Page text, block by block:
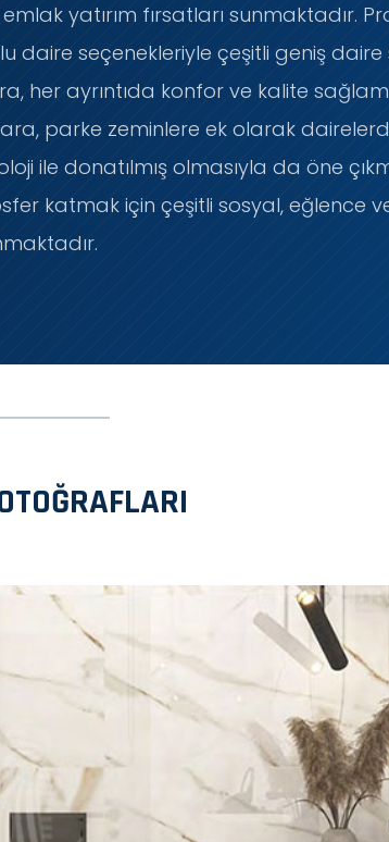
yatırım fırsatları sunmaktadır.
daire seçenekleriyle çeşitli geniş daire
her ayrıntıda konfor ve kalite
parke zeminlere ek olarak
ile donatılmış olmasıyla da öne
katmak için çeşitli sosyal, eğlence